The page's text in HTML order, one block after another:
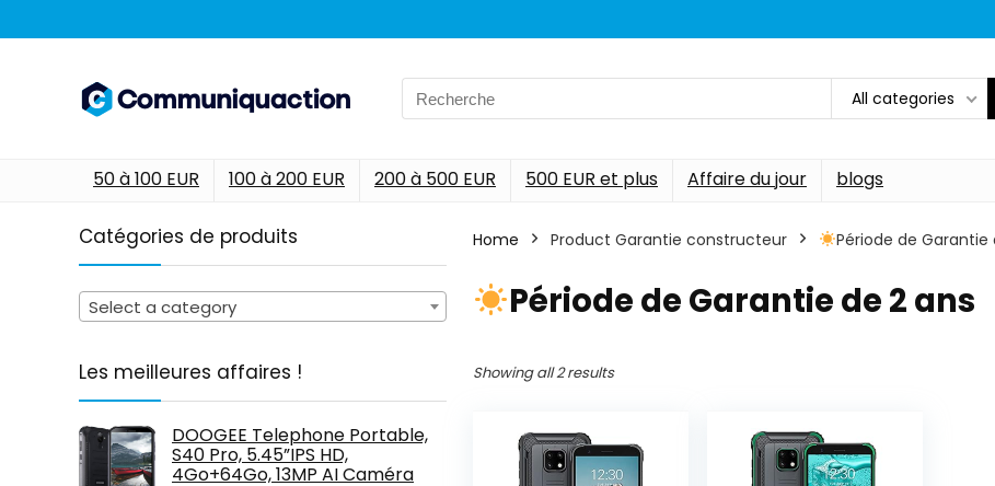
Search
for:
All categories
50 à 100 EUR 100 à 200 EUR 200 à 500 EUR 500 EUR et plus Affaire du jour blogs
Catégories de produits
Select a category
Les meilleures affaires !
DOOGEE Telephone Portable,
S40 Pro, 5.45”IPS HD,
4Go+64Go, 13MP AI Caméra
Home Product Garantie constructeur Période de Garantie
Période de Garantie de 2 ans
Showing all 2 results